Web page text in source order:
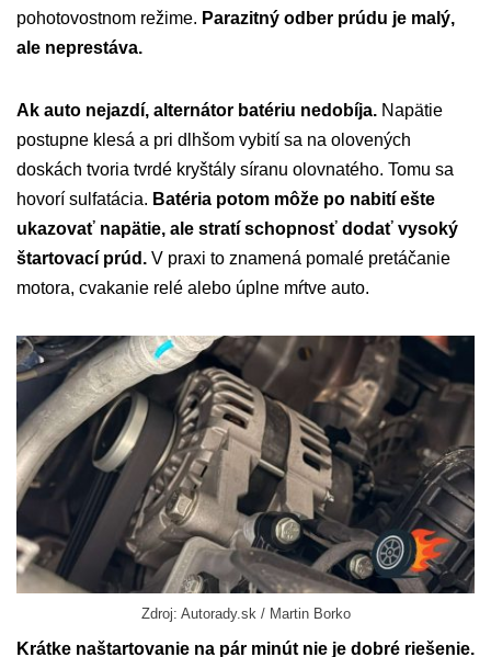
pohotovostnom režime. Parazitný odber prúdu je malý,
ale neprestáva.
Ak auto nejazdí, alternátor batériu nedobíja. Napätie
postupne klesá a pri dlhšom vybití sa na olovených
doskách tvoria tvrdé kryštály síranu olovnatého. Tomu sa
hovorí sulfatácia. Batéria potom môže po nabití ešte
ukazovať napätie, ale stratí schopnosť dodať vysoký
štartovací prúd. V praxi to znamená pomalé pretáčanie
motora, cvakanie relé alebo úplne mŕtve auto.
Zdroj: Autorady.sk / Martin Borko
Krátke naštartovanie na pár minút nie je dobré riešenie.